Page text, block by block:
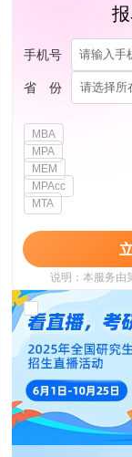
手机号
省 份 请选择所
MBA
MPA
MEM
MPAcc
MTA
说明：本服务由
我已阅读并同意
使用协议》